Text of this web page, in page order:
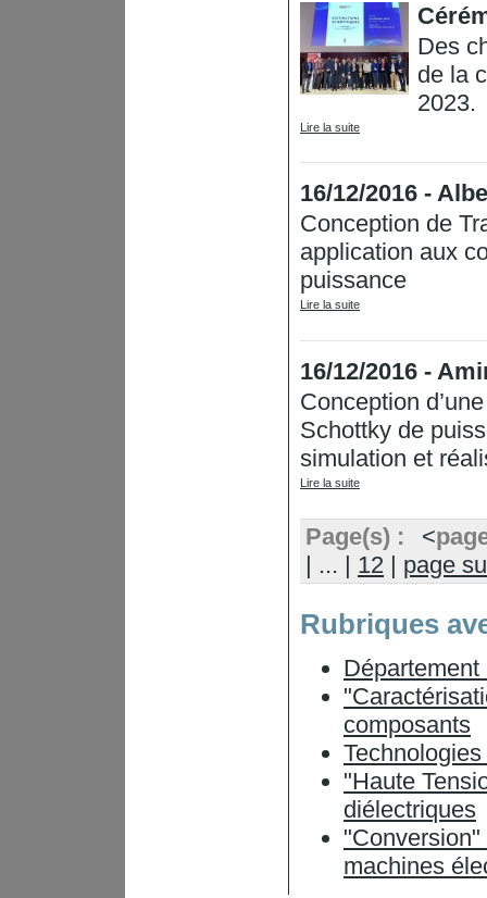
Des
de la
2023.
Lire la suite
16/12/2016 -
Conception de
application aux
puissance
Lire la suite
16/12/2016 -
Conception
Schottky de
simulation et
Lire la suite
Page(s) : <
| ... | 12 | page
Rubriques
composants
"Haute
diélectriques
machines